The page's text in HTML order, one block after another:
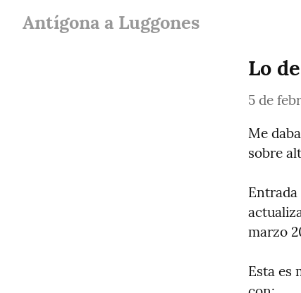
Antígona a Luggones
Lo
5 de
Me
sobre
marzo
Esta es